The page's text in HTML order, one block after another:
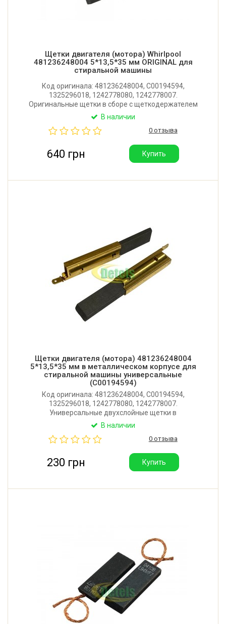
Щетки двигателя (мотора) Whirlpool
481236248004 5*13,5*35 мм ORIGINAL для
стиральной машины
Код оригинала: 481236248004, C00194594,
1325296018, 1242778080, 1242778007.
Оригинальные щетки в сборе с щеткодержателем
для стиральной машины Whirlpool, Bauknecht,
Размер: 5x13,5x35 мм. Производитель: Италия.
В наличии
0 отзыва
640 грн Купить
Щетки двигателя (мотора) 481236248004
5*13,5*35 мм в металлическом корпусе для
стиральной машины универсальные
(C00194594)
Код оригинала: 481236248004, C00194594,
1325296018, 1242778080, 1242778007.
Универсальные двухслойные щетки в
металлическом корпусе для стиральной машины
и других. Размер: 5x13,5x35 мм. Производитель:
В наличии
0 отзыва
230 грн Купить